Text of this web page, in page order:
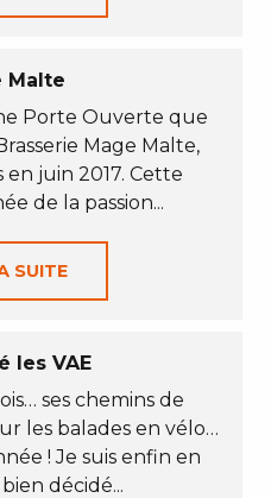
Malte
Porte Ouverte que
Mage Malte,
juin 2017. Cette
de la passion...
SUITE
les VAE
ses chemins de
les balades en vélo…
! Je suis enfin en
décidé...